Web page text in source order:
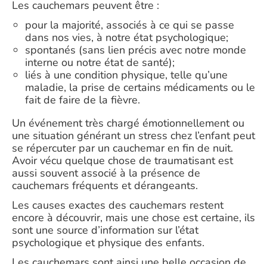
Les cauchemars peuvent être :
pour la majorité, associés à ce qui se passe
dans nos vies, à notre état psychologique;
spontanés (sans lien précis avec notre monde
interne ou notre état de santé);
liés à une condition physique, telle qu’une
maladie, la prise de certains médicaments ou le
fait de faire de la fièvre.
Un événement très chargé émotionnellement ou
une situation générant un stress chez l’enfant peut
se répercuter par un cauchemar en fin de nuit.
Avoir vécu quelque chose de traumatisant est
aussi souvent associé à la présence de
cauchemars fréquents et dérangeants.
Les causes exactes des cauchemars restent
encore à découvrir, mais une chose est certaine, ils
sont une source d’information sur l’état
psychologique et physique des enfants.